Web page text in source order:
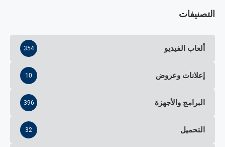
التصنيفات
ألعاب الفيديو 354
إعلانات وعروض 10
البرامج والأجهزة 396
التحميل 32